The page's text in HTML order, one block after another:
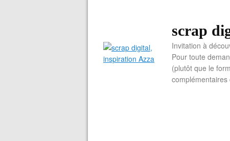
scrap
Invitation à
Pour toute
(plutôt que le